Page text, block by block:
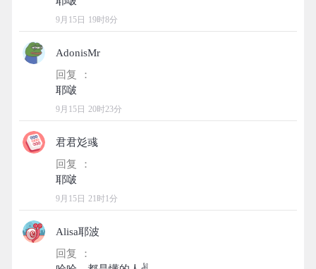
9月15日 19时8分
AdonisMr
回复 ：
9月15日 20时23分
君君彣彧
回复 ：
9月15日 21时1分
Alisa耶波
回复 ：